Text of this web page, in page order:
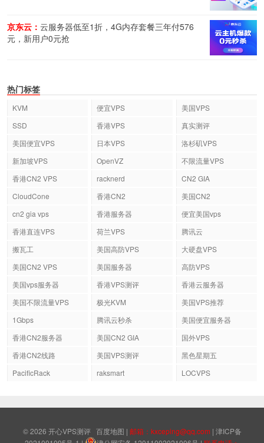
京东云： 云服务器低至1折，4G内存套餐三年付576
元，新用户0元抢
热门标签
KVM 便宜VPS
美国VPS
SSD
香港VPS
真实测评
美国便宜VPS
日本VPS
洛杉矶VPS
新加坡VPS
OpenVZ
不限流量VPS
香港CN2 VPS
racknerd
CN2 GIA
CloudCone
香港CN2
美国CN2
cn2 gia vps
香港服务器
便宜美国vps
香港直连VPS
荷兰VPS
腾讯云
搬瓦工
美国高防VPS
大硬盘VPS
美国CN2 VPS
美国服务器
高防VPS
美国vps服务器
香港VPS测评
香港云服务器
美国不限流量VPS
极光KVM
美国VPS推荐
1Gbps
腾讯云秒杀
美国便宜服务器
香港CN2服务器
美国CN2 GIA
国外VPS
香港CN2线路
美国VPS测评
黑色星期五
PacificRack
raksmart LOCVPS
© 2026 开心VPS测评 百度地图 | 邮箱：kxceping@qq.com | 津ICP备